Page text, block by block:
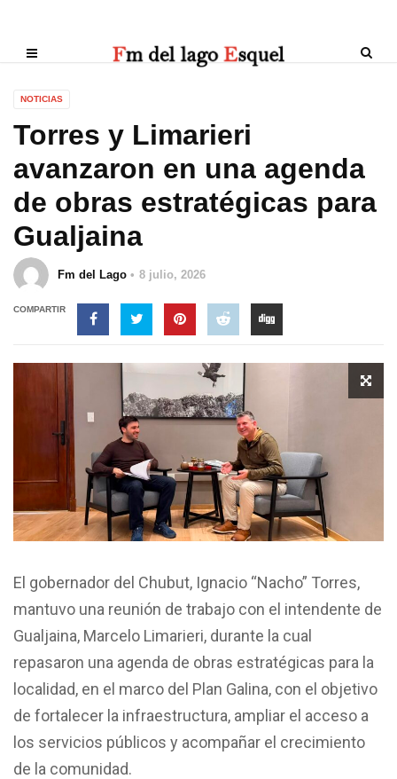
NOTICIAS
Torres y Limarieri
avanzaron en una agenda
de obras estratégicas para
Gualjaina
Fm del Lago 8 julio, 2026
COMPARTIR
El gobernador del Chubut, Ignacio “Nacho” Torres,
mantuvo una reunión de trabajo con el intendente de
Gualjaina, Marcelo Limarieri, durante la cual
repasaron una agenda de obras estratégicas para la
localidad, en el marco del Plan Galina, con el objetivo
de fortalecer la infraestructura, ampliar el acceso a
los servicios públicos y acompañar el crecimiento
de la comunidad.